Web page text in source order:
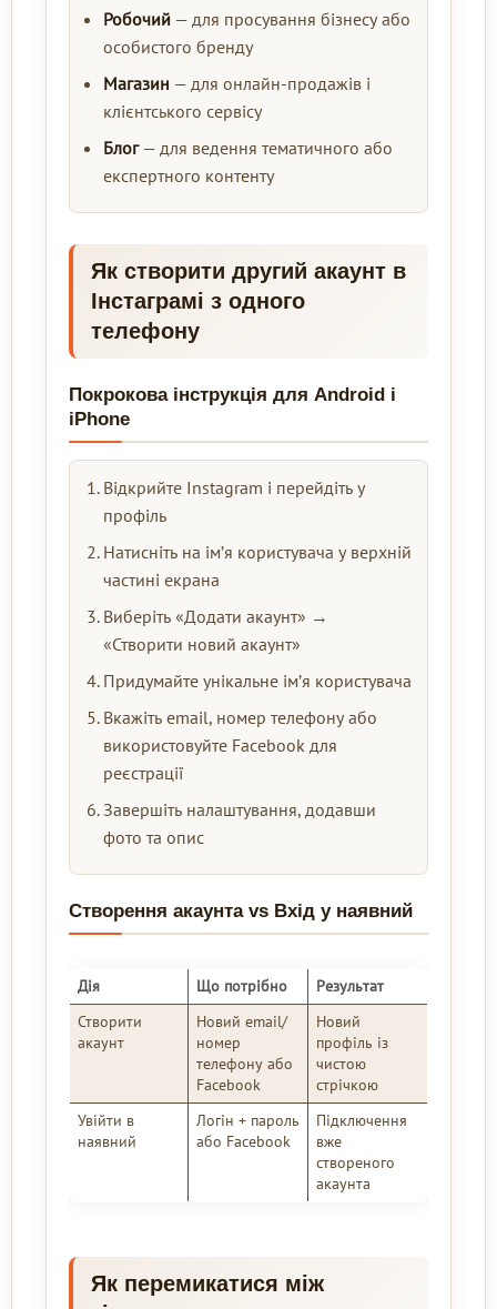
Робочий — для просування бізнесу або
особистого бренду
Магазин — для онлайн-продажів і
клієнтського сервісу
Блог— для ведення тематичного або
експертного контенту
Як створити другий акаунт в
Інстаграмі з одного
телефону
Покрокова інструкція для Android і
iPhone
Відкрийте Instagram і перейдіть у
профіль
Натисніть на ім’я користувача у верхній
частині екрана
Виберіть «Додати акаунт» →
«Створити новий акаунт»
Придумайте унікальне ім’я користувача
Вкажіть email, номер телефону або
використовуйте Facebook для
реєстрації
Завершіть налаштування, додавши
фото та опис
Створення акаунта vs Вхід у наявний
Дія Що потрібно
Результат
Створити
акаунт
Новий email/
номер
телефону або
Facebook
Новий
профіль із
чистою
стрічкою
Увійти в
наявний
Логін + пароль
або Facebook
Підключення
вже
створеного
акаунта
Як перемикатися між